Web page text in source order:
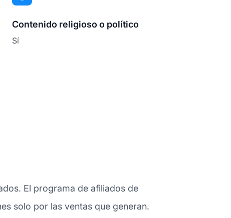
Contenido religioso o político
Sí
El programa de afiliados de
solo por las ventas que generan.